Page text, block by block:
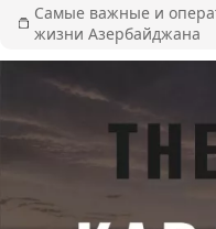
Самые важные и
жизни Азербайджана